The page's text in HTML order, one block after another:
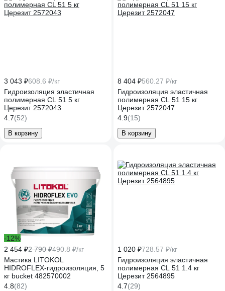
3 043 ₽608.6 ₽/кг
Гидроизоляция эластичная
полимерная CL 51 5 кг
Церезит 2572043
4.7(52)
В корзину
8 404 ₽560.27 ₽/кг
Гидроизоляция эластичная
полимерная CL 51 15 кг
Церезит 2572047
4.9(15)
В корзину
-12%
2 454 ₽2 790 ₽490.8 ₽/кг
Мастика LITOKOL
HIDROFLEX-гидроизоляция, 5
кг bucket 482570002
4.8(82)
1 020 ₽728.57 ₽/кг
Гидроизоляция эластичная
полимерная CL 51 1.4 кг
Церезит 2564895
4.7(29)